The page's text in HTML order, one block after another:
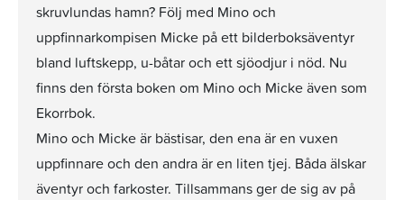
skruvlundas hamn? Följ med Mino och
uppfinnarkompisen Micke på ett bilderboksäventyr
bland luftskepp, u-båtar och ett sjöodjur i nöd. Nu
finns den första boken om Mino och Micke även som
Ekorrbok.
Mino och Micke är bästisar, den ena är en vuxen
uppfinnare och den andra är en liten tjej. Båda älskar
äventyr och farkoster. Tillsammans ger de sig av på